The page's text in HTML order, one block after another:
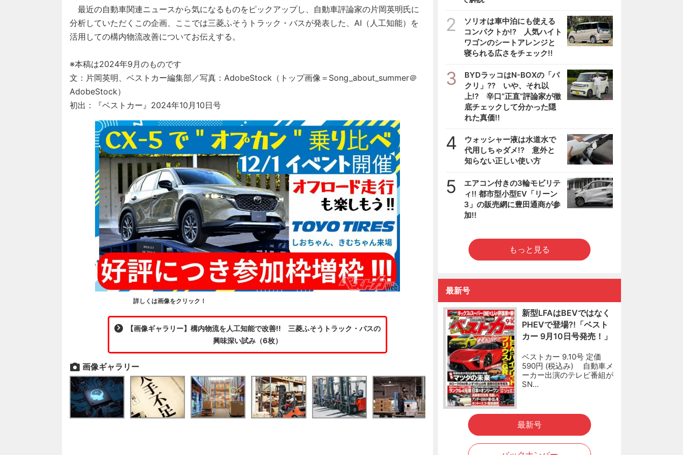
最近の自動車関連ニュースから気になるものをピックアップし、自動車評論家の片岡英明氏に
分析していただくこの企画、ここでは三菱ふそうトラック・バスが発表した、AI（人工知能）を
活用しての構内物流改善についてお伝えする。
※本稿は2024年9月のものです
文：片岡英明、ベストカー編集部／写真：AdobeStock（トップ画像＝Song_about_summer＠
AdobeStock）
初出：『ベストカー』2024年10月10日号
詳しくは画像をクリック！
【画像ギャラリー】構内物流を人工知能で改善!! 三菱ふそうトラック・バスの
興味深い試み（6枚）
画像ギャラリー
2
ソリオは車中泊にも使える
コンパクトか!? 人気ハイト
ワゴンのシートアレンジと
寝られる広さをチェック!!
3
BYDラッコはN-BOXの「パ
クリ」?? いや、それ以
上!? 辛口”正直”評論家が徹
底チェックして分かった隠
れた真価!!
4
ウォッシャー液は水道水で
代用しちゃダメ!? 意外と
知らない正しい使い方
5
エアコン付きの3輪モビリテ
ィ!! 都市型小型EV「リーン
3」の販売網に豊田通商が参
加!!
もっと見る
最新号
新型LFAはBEVではなく
PHEVで登場?!「ベスト
カー 9月10日号発売！」
ベストカー 9.10号 定価
590円 (税込み) 自動車メ
ーカー出演のテレビ番組が
SN…
最新号